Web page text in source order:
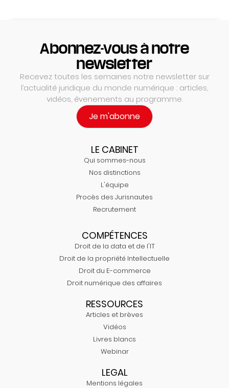
Abonnez-vous à notre
newsletter
Recevez toutes les semaines notre newsletter sur
l’actualité juridique du monde numérique : articles,
vidéos, évenements au programme.
Je m'abonne
LE CABINET
Qui sommes-nous
Nos distinctions
L'équipe
Procès des Jurisnautes
Recrutement
COMPÉTENCES
Droit de la data et de l'IT
Droit de la propriété Intellectuelle
Droit du E-commerce
Droit numérique des affaires
RESSOURCES
Articles et brèves
Vidéos
Livres blancs
Webinar
LEGAL
Mentions légales